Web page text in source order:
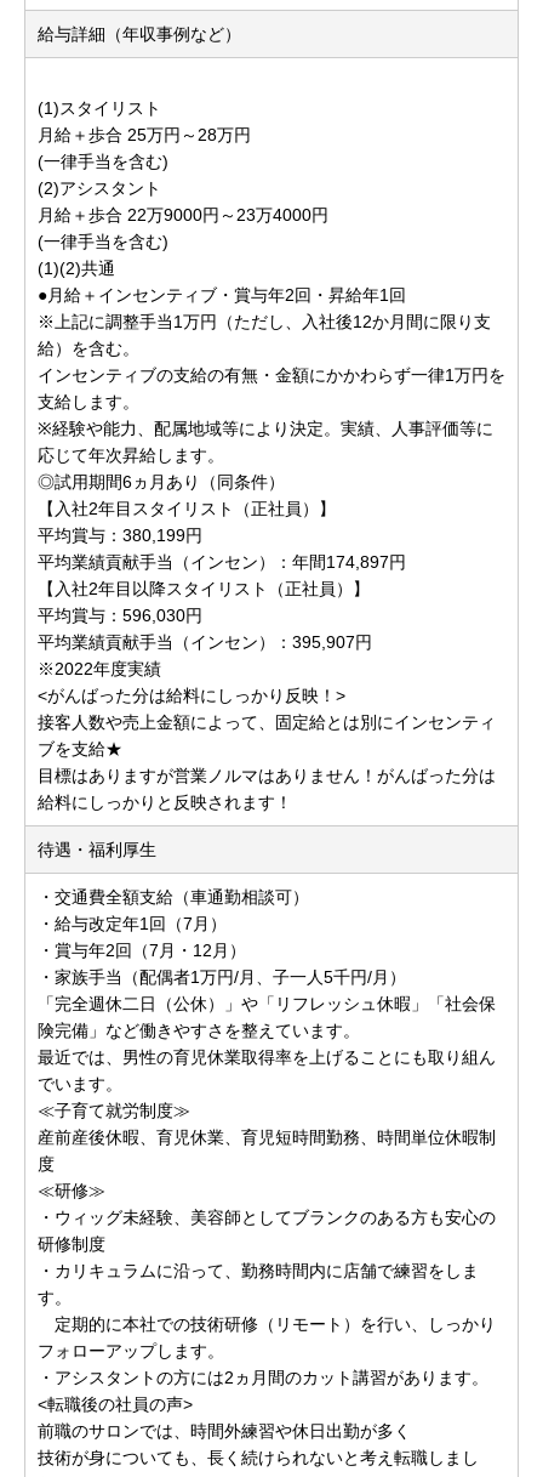
給与詳細（年収事例など）
(1)スタイリスト
月給＋歩合 25万円～28万円
(一律手当を含む)
(2)アシスタント
月給＋歩合 22万9000円～23万4000円
(一律手当を含む)
(1)(2)共通
●月給＋インセンティブ・賞与年2回・昇給年1回
※上記に調整手当1万円（ただし、入社後12か月間に限り支
給）を含む。
インセンティブの支給の有無・金額にかかわらず一律1万円を
支給します。
※経験や能力、配属地域等により決定。実績、人事評価等に
応じて年次昇給します。
◎試用期間6ヵ月あり（同条件）
【入社2年目スタイリスト（正社員）】
平均賞与：380,199円
平均業績貢献手当（インセン）：年間174,897円
【入社2年目以降スタイリスト（正社員）】
平均賞与：596,030円
平均業績貢献手当（インセン）：395,907円
※2022年度実績
<がんばった分は給料にしっかり反映！>
接客人数や売上金額によって、固定給とは別にインセンティ
ブを支給★
目標はありますが営業ノルマはありません！がんばった分は
給料にしっかりと反映されます！
待遇・福利厚生
・交通費全額支給（車通勤相談可）
・給与改定年1回（7月）
・賞与年2回（7月・12月）
・家族手当（配偶者1万円/月、子一人5千円/月）
「完全週休二日（公休）」や「リフレッシュ休暇」「社会保
険完備」など働きやすさを整えています。
最近では、男性の育児休業取得率を上げることにも取り組ん
でいます。
≪子育て就労制度≫
産前産後休暇、育児休業、育児短時間勤務、時間単位休暇制
度
≪研修≫
・ウィッグ未経験、美容師としてブランクのある方も安心の
研修制度
・カリキュラムに沿って、勤務時間内に店舗で練習をしま
す。
定期的に本社での技術研修（リモート）を行い、しっかり
フォローアップします。
・アシスタントの方には2ヵ月間のカット講習があります。
<転職後の社員の声>
前職のサロンでは、時間外練習や休日出勤が多く
技術が身についても、長く続けられないと考え転職しまし